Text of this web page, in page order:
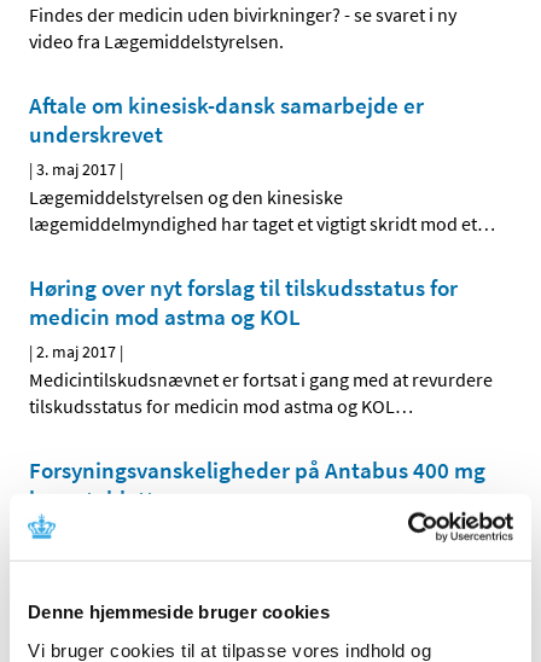
Denne hjemmeside bruger cookies
Vi bruger cookies til at tilpasse vores indhold og
Findes der medicin uden bivirkninger? - se svaret i ny
video fra Lægemiddelstyrelsen.
Aftale om kinesisk-dansk samarbejde er
underskrevet
|3. maj 2017 |
Lægemiddelstyrelsen og den kinesiske
lægemiddelmyndighed har taget et vigtigt skridt mod et…
Høring over nyt forslag til tilskudsstatus for
medicin mod astma og KOL
|2. maj 2017 |
Medicintilskudsnævnet er fortsat i gang med at revurdere
tilskudsstatus for medicin mod astma og KOL…
Forsyningsvanskeligheder på Antabus 400 mg
brusetabletter
|2. maj 2017
Virksomheden Actavis A/S har meddelt